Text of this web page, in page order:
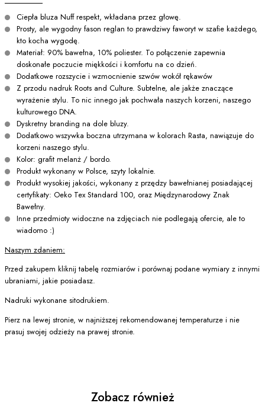
Ciepła bluza Nuff respekt, wkładana przez głowę.
Prosty, ale wygodny fason reglan to prawdziwy faworyt w szafie każdego,
kto kocha wygodę.
Materiał: 90% bawełna, 10% poliester. To połączenie zapewnia
doskonałe poczucie miękkości i komfortu na co dzień.
Dodatkowe rozszycie i wzmocnienie szwów wokół rękawów
Z przodu nadruk Roots and Culture. Subtelne, ale jakże znaczące
wyrażenie stylu. To nic innego jak pochwała naszych korzeni, naszego
kulturowego DNA.
Dyskretny branding na dole bluzy.
Dodatkowo wszywka boczna utrzymana w kolorach Rasta, nawiązuje do
korzeni naszego stylu.
Kolor: grafit melanż / bordo.
Produkt wykonany w Polsce, szyty lokalnie.
Produkt wysokiej jakości, wykonany z przędzy bawełnianej posiadającej
certyfikaty: Oeko Tex Standard 100, oraz Międzynarodowy Znak
Bawełny.
Inne przedmioty widoczne na zdjęciach nie podlegają ofercie, ale to
wiadomo :)
Naszym zdaniem:
Przed zakupem kliknij tabelę rozmiarów i porównaj podane wymiary z innymi
ubraniami, jakie posiadasz.
Nadruki wykonane sitodrukiem.
Pierz na lewej stronie, w najniższej rekomendowanej temperaturze i nie
prasuj swojej odzieży na prawej stronie.
Zobacz również